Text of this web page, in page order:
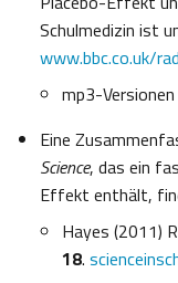
Schulmedizin ist
www.bbc.co.uk/
mp3-
Eine
Science, das ein
Effekt enthält,
Hayes (2011)
18.